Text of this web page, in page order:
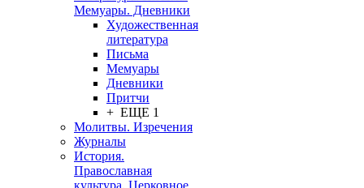
Мемуары. Дневники
Художественная
литература
Письма
Мемуары
Дневники
Притчи
+ ЕЩЕ 1
Молитвы. Изречения
Журналы
История.
Православная
культура. Церковное